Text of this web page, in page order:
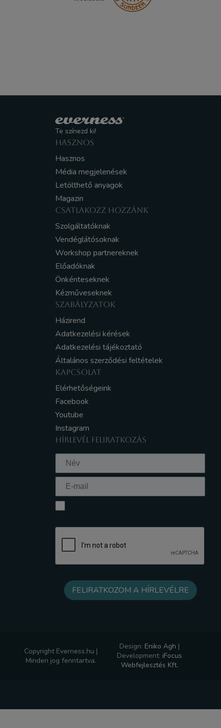
Te színezd ki!
HASZNOS
Hasznos
Média megjelenések
Letölthető anyagok
Magazin
CSATLAKOZZ HOZZÁNK
Szolgáltatóknak
Vendéglátósoknak
Workshop partnereknek
Előadóknak
Önkénteseknek
Kézműveseknek
SZABÁLYZATOK
Házirend
Adatkezelési kérések
Adatkezelési tájékoztató
Általános szerződési feltételek
KAPCSOLAT
Elérhetőségeink
Facebook
Youtube
Instagram
HÍRLEVÉL FELIRATKOZÁS
Copyright Everness.hu |
Minden jog fenntartva.
Design: Eniko Agh |
Development: iFocus
Webfejlesztés Kft.